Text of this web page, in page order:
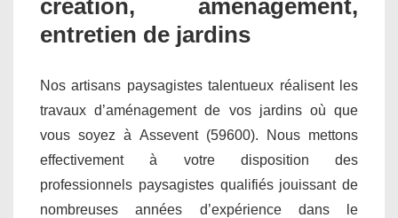
création, aménagement,
entretien de jardins
Nos artisans paysagistes talentueux réalisent les
travaux d’aménagement de vos jardins où que
vous soyez à Assevent (59600). Nous mettons
effectivement à votre disposition des
professionnels paysagistes qualifiés jouissant de
nombreuses années d’expérience dans le